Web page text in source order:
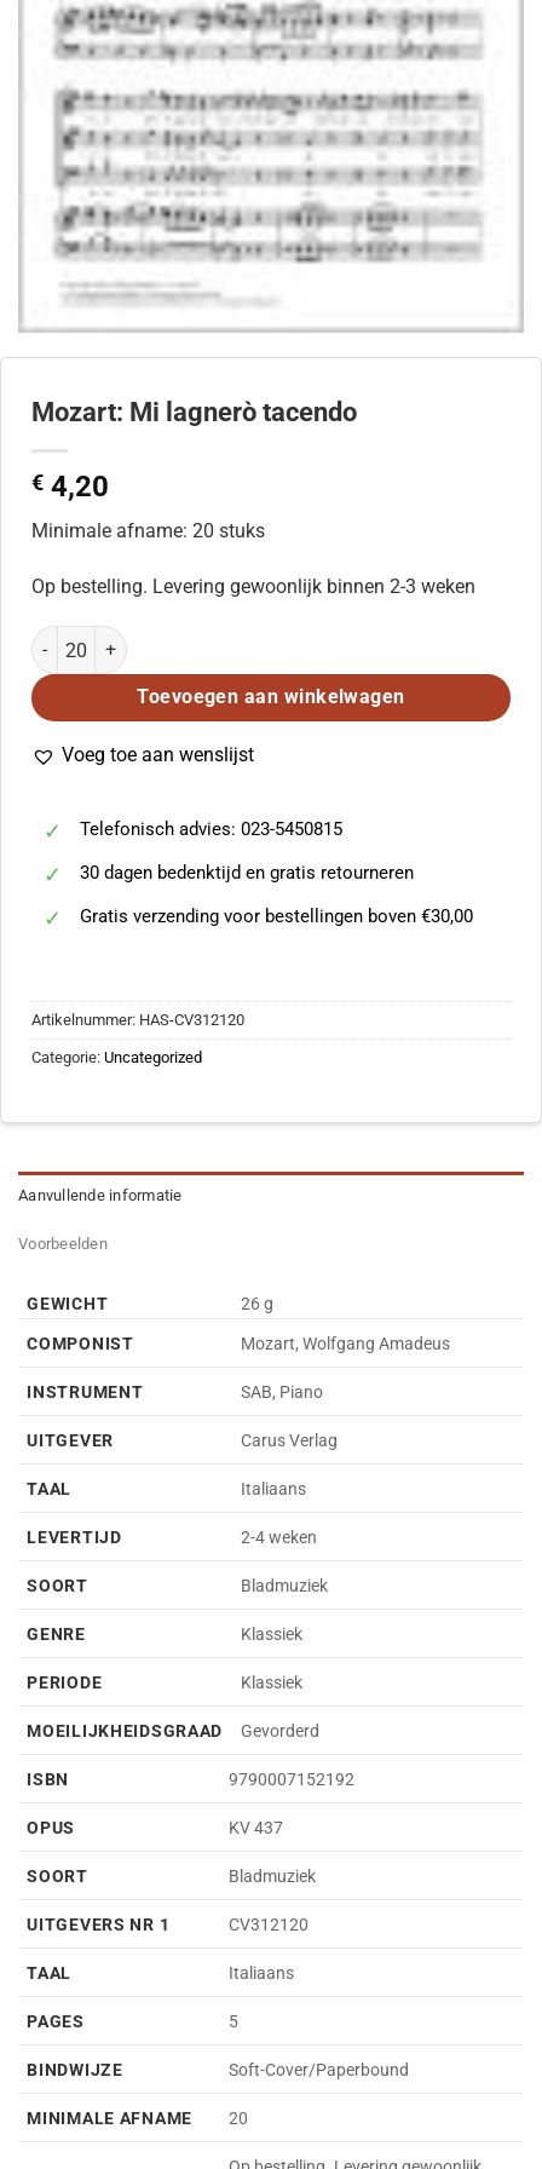
Mozart: Mi lagnerò tacendo
€ 4,20
Minimale afname: 20 stuks
Op bestelling. Levering gewoonlijk binnen 2-3 weken
Mozart: Mi lagnerò tacendo aantal
Toevoegen aan winkelwagen
Voeg toe aan wenslijst
Telefonisch advies: 023-5450815
30 dagen bedenktijd en gratis retourneren
Gratis verzending voor bestellingen boven €30,00
Artikelnummer: HAS-CV312120
Categorie: Uncategorized
Aanvullende informatie
Voorbeelden
GEWICHT
26 g
COMPONIST
Mozart, Wolfgang Amadeus
INSTRUMENT SAB, Piano
UITGEVER Carus Verlag
TAAL Italiaans
LEVERTIJD 2-4 weken
SOORT Bladmuziek
GENRE Klassiek
PERIODE Klassiek
MOEILIJKHEIDSGRAAD Gevorderd
ISBN 9790007152192
OPUS KV 437
SOORT Bladmuziek
UITGEVERS NR 1 CV312120
TAAL Italiaans
PAGES 5
BINDWIJZE Soft-Cover/Paperbound
MINIMALE AFNAME 20